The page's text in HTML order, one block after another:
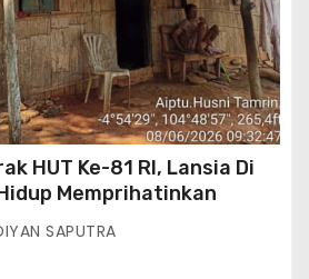
HUT Ke-81 RI, Lansia Di
Memprihatinkan
SAPUTRA